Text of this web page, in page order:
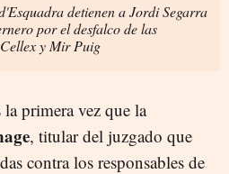
detienen a Jordi Segarra
por el desfalco de las
y Mir Puig
primera vez que la
, titular del juzgado que
contra los responsables de